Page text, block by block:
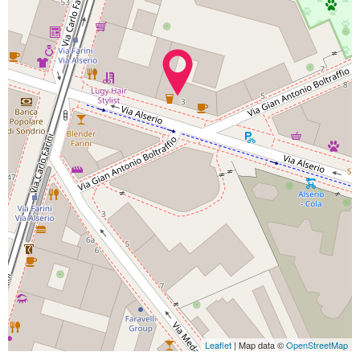
Leaflet | Map data ©OpenStreetMap